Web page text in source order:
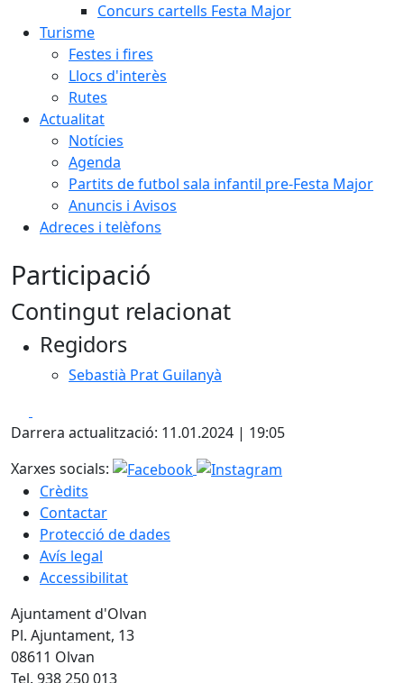
Concurs cartells Festa Major
Turisme
Festes i fires
Llocs d'interès
Rutes
Actualitat
Notícies
Agenda
Partits de futbol sala infantil pre-Festa Major
Anuncis i Avisos
Adreces i telèfons
Participació
Contingut relacionat
Regidors
Sebastià Prat Guilanyà
Darrera actualització: 11.01.2024 | 19:05
Xarxes socials:
Crèdits
Contactar
Protecció de dades
Avís legal
Accessibilitat
Ajuntament d'Olvan
Pl. Ajuntament, 13
08611 Olvan
Tel. 938 250 013